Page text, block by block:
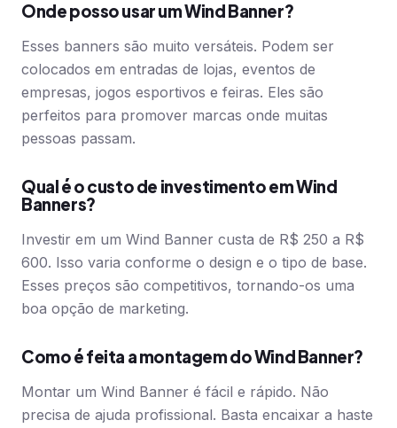
Onde posso usar um Wind Banner?
Esses banners são muito versáteis. Podem ser
colocados em entradas de lojas, eventos de
empresas, jogos esportivos e feiras. Eles são
perfeitos para promover marcas onde muitas
pessoas passam.
Qual é o custo de investimento em Wind
Banners?
Investir em um Wind Banner custa de R$ 250 a R$
600. Isso varia conforme o design e o tipo de base.
Esses preços são competitivos, tornando-os uma
boa opção de marketing.
Como é feita a montagem do Wind Banner?
Montar um Wind Banner é fácil e rápido. Não
precisa de ajuda profissional. Basta encaixar a haste